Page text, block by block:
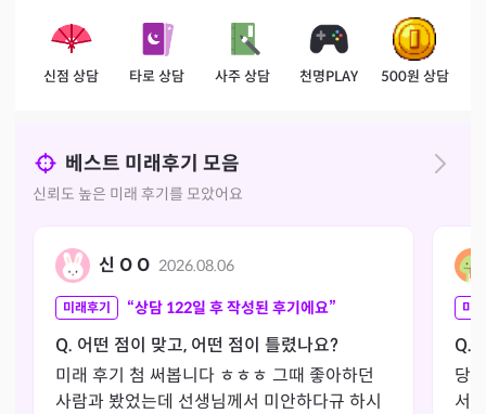
신점 상담 타로 상담 사주 상담 천명PLAY 500원 상담
베스트 미래후기 모음
신뢰도 높은 미래 후기를 모았어요
신 O O 2026.08.06
미래후기 “상담 122일 후 작성된 후기에요”
Q. 어떤 점이 맞고, 어떤 점이 틀렸나요?
미래 후기 첨 써봅니다 ㅎㅎㅎ 그때 좋아하던
사람과 봤었는데 선생님께서 미안하다규 하시
미
Q.
당
서